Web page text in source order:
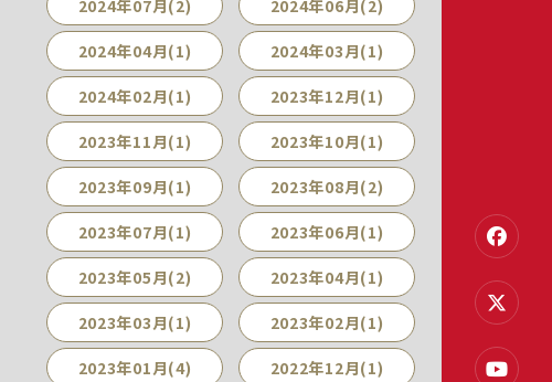
2024年07月(2) 2024年06月(2)
2024年04月(1) 2024年03月(1)
2024年02月(1) 2023年12月(1)
2023年11月(1) 2023年10月(1)
2023年09月(1) 2023年08月(2)
2023年07月(1) 2023年06月(1)
2023年05月(2) 2023年04月(1)
2023年03月(1) 2023年02月(1)
2023年01月(4) 2022年12月(1)